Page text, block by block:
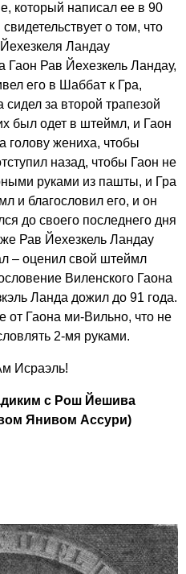
который написал ее в 90
о том, что
Ландау
Рав Йехезкель Ландау,
его в Шаббат к Гра,
сидел за второй трапезой
был одет в штеймл, и Гаон
голову жениха, чтобы
назад, чтобы Гаон не
руками из пашты, и Гра
и благословил его, и он
до своего последнего дня
Рав Йехезкель Ландау
– оценил свой штеймл
Виленского Гаона
Ланда дожил до 91 года.
Гаона ми-Вильно, что не
2-мя руками.
Исраэль!
с Рош Йешива
Янивом Ассури)